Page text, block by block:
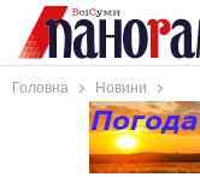
Головна Новини